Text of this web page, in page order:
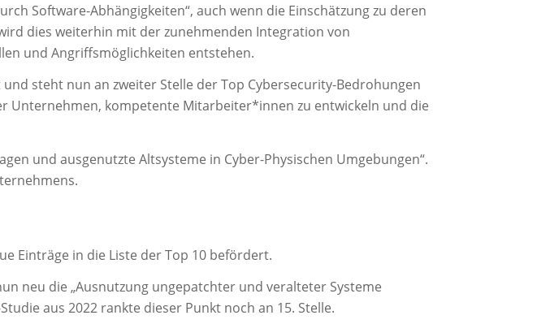
Software-Abhängigkeiten“, auch wenn die Einschätzung zu deren
dies weiterhin mit der zunehmenden Integration von
und Angriffsmöglichkeiten entstehen.
steht nun an zweiter Stelle der Top Cybersecurity-Bedrohungen
Unternehmen, kompetente Mitarbeiter*innen zu entwickeln und die
und ausgenutzte Altsysteme in Cyber-Physischen Umgebungen“.
Einträge in die Liste der Top 10 befördert.
neu die „Ausnutzung ungepatchter und veralteter Systeme
aus 2022 rankte dieser Punkt noch an 15. Stelle.